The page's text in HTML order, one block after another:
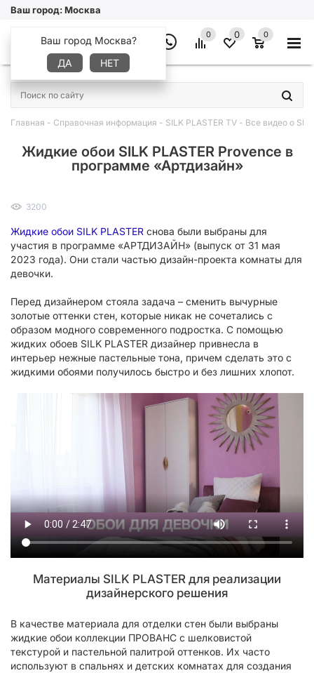
Ваш город:Москва
Ваш город Москва?
ДА
НЕТ
0 0 0
×
Главная - Справочная информация - SILK PLASTER TV - Все видео о
Жидкие обои SILK PLASTER Provence в
программе «Артдизайн»
3200
Жидкие обои SILK PLASTER снова были выбраны для
участия в программе «АРТДИЗАЙН» (выпуск от 31 мая
2023 года). Они стали частью дизайн-проекта комнаты для
девочки.
Перед дизайнером стояла задача – сменить вычурные
золотые оттенки стен, которые никак не сочетались с
образом модного современного подростка. С помощью
жидких обоев SILK PLASTER дизайнер привнесла в
интерьер нежные пастельные тона, причем сделать это с
жидкими обоями получилось быстро и без лишних хлопот.
Материалы SILK PLASTER для реализации
дизайнерского решения
В качестве материала для отделки стен были выбраны
жидкие обои коллекции ПРОВАНС с шелковистой
текстурой и пастельной палитрой оттенков. Их часто
используют в спальнях и детских комнатах для создания